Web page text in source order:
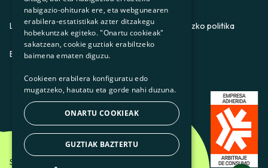
Bazkideen txokoa
Prentsa
Gurekin lan egin
Lege-oharraPribatutasun-politikaCookieei buruzko politika
ES CAGLEU
Som Energia SCCL - 2026
GL
BASQUE
nabigazio-ohiturak ere, eta webgunearen
erabilera-estatistikak azter ditzakegu
hobekuntzak egiteko. "Onartu cookieak"
sakatzean, cookie guztiak erabiltzeko
baimena ematen diguzu.
Cookieen erabilera konfiguratu edo
mugatzeko, hautatu eta gorde nahi duzuna.
ONARTU COOKIEAK
GUZTIAK BAZTERTU